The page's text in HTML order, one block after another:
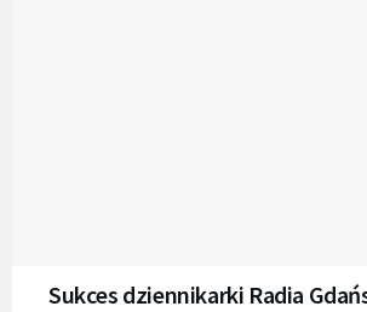
Sukces dziennikarki Radia